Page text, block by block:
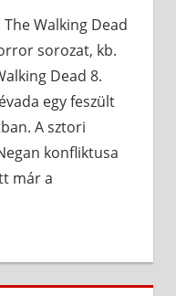
Walking Dead
sorozat, kb.
Dead 8.
egy feszült
A sztori
konfliktusa
már a